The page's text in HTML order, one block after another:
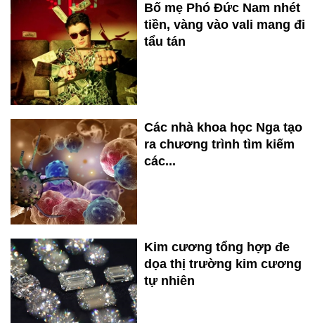
Bố mẹ Phó Đức Nam nhét
tiền, vàng vào vali mang đi
tẩu tán
Các nhà khoa học Nga tạo
ra chương trình tìm kiếm
các...
Kim cương tổng hợp đe
dọa thị trường kim cương
tự nhiên